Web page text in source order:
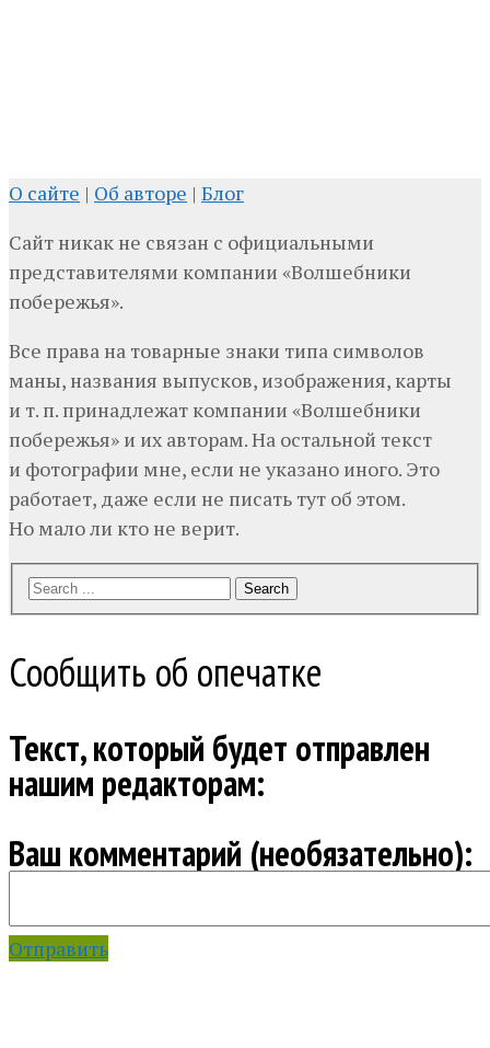
О сайте | Об авторе | Блог
Сайт никак не связан с официальными
представителями компании «Волшебники
побережья».
Все права на товарные знаки типа символов
маны, названия выпусков, изображения, карты
и т. п. принадлежат компании «Волшебники
побережья» и их авторам. На остальной текст
и фотографии мне, если не указано иного. Это
работает, даже если не писать тут об этом.
Но мало ли кто не верит.
Search
Сообщить об опечатке
Текст, который будет отправлен
нашим редакторам:
Ваш комментарий (необязательно):
Отправить